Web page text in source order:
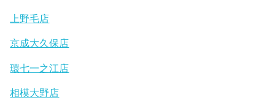
上野毛店
京成大久保店
環七一之江店
相模大野店